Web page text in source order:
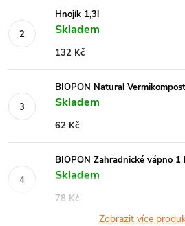
Hnojík 1,3l
Skladem
132 Kč
BIOPON Natural
Skladem
62 Kč
BIOPON Zahradnické vápno 1
Skladem
78 Kč
Zobrazit více